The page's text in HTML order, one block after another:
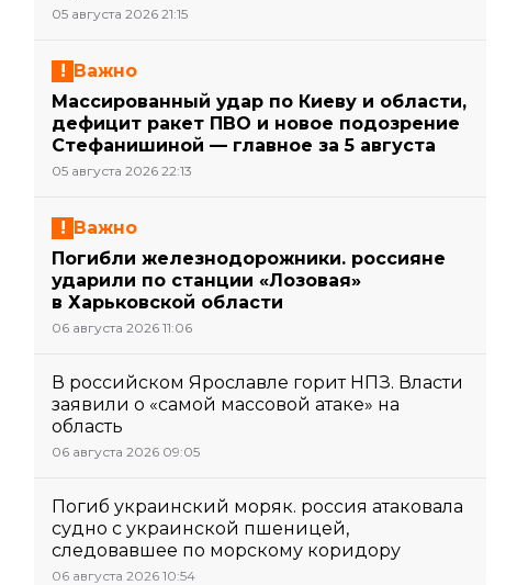
05 августа 2026 21:15
Важно
Массированный удар по Киеву и области,
дефицит ракет ПВО и новое подозрение
Стефанишиной — главное за 5 августа
05 августа 2026 22:13
Важно
Погибли железнодорожники. россияне
ударили по станции «Лозовая»
в Харьковской области
06 августа 2026 11:06
В российском Ярославле горит НПЗ. Власти
заявили о «самой массовой атаке» на
область
06 августа 2026 09:05
Погиб украинский моряк. россия атаковала
судно с украинской пшеницей,
следовавшее по морскому коридору
06 августа 2026 10:54